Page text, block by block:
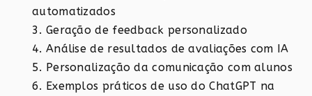
automatizados
Geração de feedback personalizado
Análise de resultados de avaliações com IA
Personalização da comunicação com alunos
Exemplos práticos de uso do ChatGPT na